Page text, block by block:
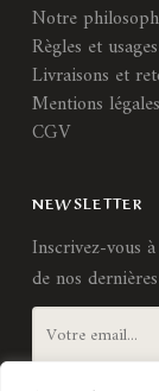
Notre
Règles et usages
Livraisons et
Mentions légales
CGV
NEWSLETTER
Inscrivez-vous
de nos